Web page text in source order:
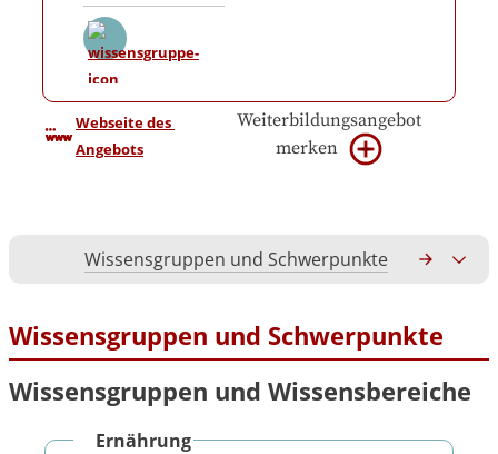
Webseite des
Angebots
Weiterbildungsangebot
merken
Wissensgruppen und Schwerpunkte
Wissensgruppen und Schwerpunkte
Wissensgruppen und Wissensbereiche
Ernährung